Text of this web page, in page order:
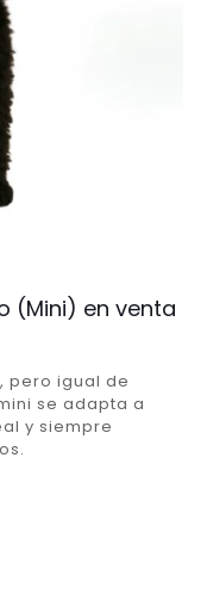
(Mini) en venta
pero igual de
se adapta a
y siempre